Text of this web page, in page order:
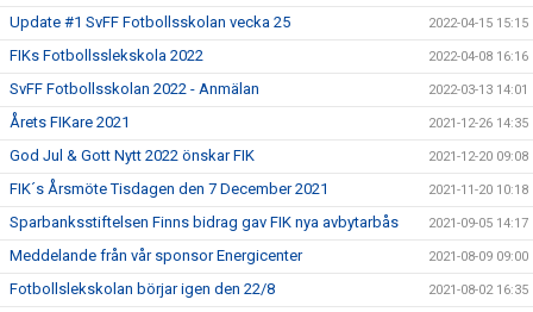
Update #1 SvFF Fotbollsskolan vecka 25 2022-04-15 15:15
FIKs Fotbollsslekskola 2022 2022-04-08 16:16
SvFF Fotbollsskolan 2022 - Anmälan 2022-03-13 14:01
Årets FIKare 2021 2021-12-26 14:35
God Jul & Gott Nytt 2022 önskar FIK 2021-12-20 09:08
FIK´s Årsmöte Tisdagen den 7 December 2021 2021-11-20 10:18
Sparbanksstiftelsen Finns bidrag gav FIK nya avbytarbås 2021-09-05 14:17
Meddelande från vår sponsor Energicenter 2021-08-09 09:00
Fotbollslekskolan börjar igen den 22/8 2021-08-02 16:35